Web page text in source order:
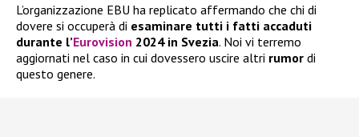
L’organizzazione EBU ha replicato affermando che chi di
dovere si occuperà di esaminare tutti i fatti accaduti
durante l’Eurovision 2024 in Svezia. Noi vi terremo
aggiornati nel caso in cui dovessero uscire altri rumor di
questo genere.